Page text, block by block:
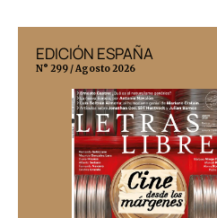
EDICIÓN ESPAÑA
N° 299 / Agosto 2026